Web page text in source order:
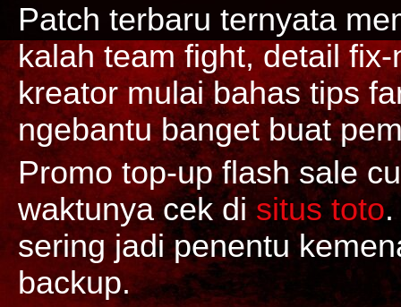
Patch terbaru ternyata
kalah team fight, detail
kreator mulai bahas tips
ngebantu banget buat
Promo top-up flash sale
waktunya cek di situs toto.
sering jadi penentu
backup.